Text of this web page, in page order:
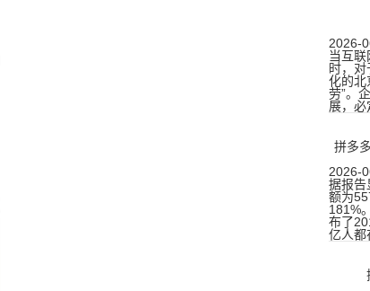
2026-
当互
时，
化的北
劳”。
展，
拼多
2026-
据报告
额为
181%
布了
亿人都